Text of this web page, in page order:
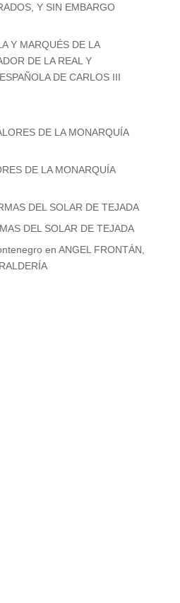
Y SIN EMBARGO
Y MARQUÉS DE LA
DE LA REAL Y
DE CARLOS III
DE LA MONARQUÍA
DE LA MONARQUÍA
DEL SOLAR DE TEJADA
DEL SOLAR DE TEJADA
en ANGEL FRONTÁN,